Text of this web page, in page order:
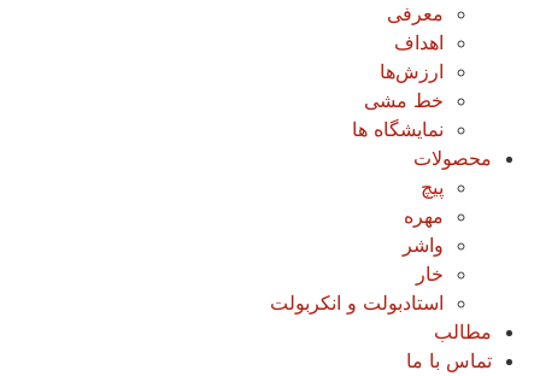
معرفی
اهداف
ارزش‌ها
خط مشی
نمایشگاه ها
محصولات
پیچ
مهره
واشر
خار
استادبولت و انکربولت
مطالب
تماس با ما